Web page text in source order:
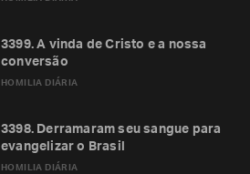
HOMILIA DIÁRIA
3399. A vinda de Cristo e a nossa
conversão
HOMILIA DIÁRIA
3398. Derramaram seu sangue para
evangelizar o Brasil